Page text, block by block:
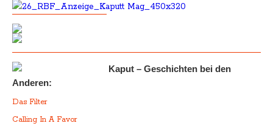
Kaput – Geschichten bei den
Anderen:
Das Filter
Calling In A Favor